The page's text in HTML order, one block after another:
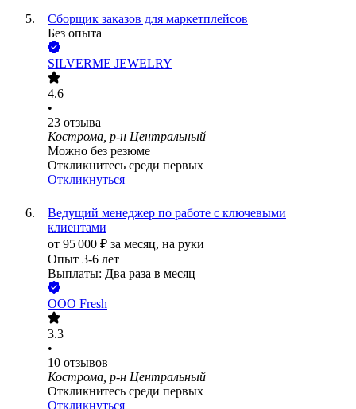
Сборщик заказов для маркетплейсов
Без опыта
SILVERME JEWELRY
4.6
•
23 отзыва
Кострома, р-н Центральный
Можно без резюме
Откликнитесь среди первых
Откликнуться
Ведущий менеджер по работе с ключевыми
клиентами
от 95 000 ₽ за месяц, на руки
Опыт 3-6 лет
Выплаты: Два раза в месяц
ООО Fresh
3.3
•
10 отзывов
Кострома, р-н Центральный
Откликнитесь среди первых
Откликнуться